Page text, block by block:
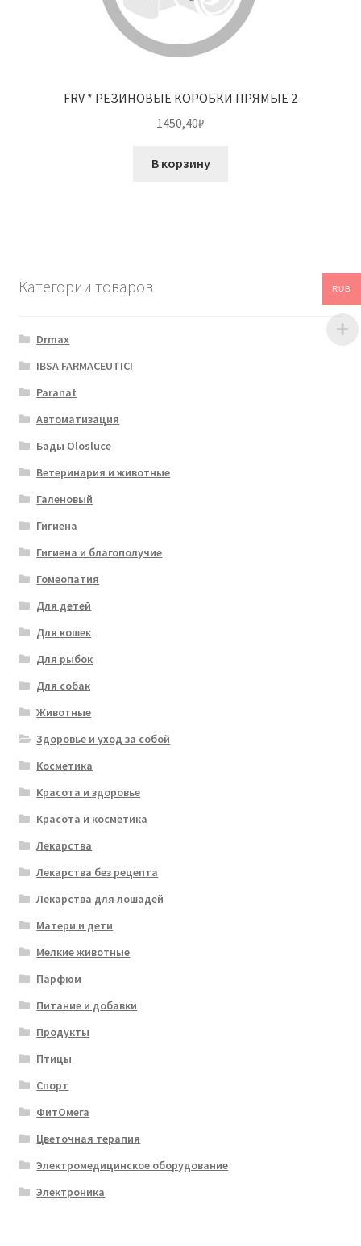
FRV * РЕЗИНОВЫЕ КОРОБКИ ПРЯМЫЕ 2
1450,40₽
В корзину
Категории товаров
Drmax
IBSA FARMACEUTICI
Paranat
Автоматизация
Бады Olosluce
Ветеринария и животные
Галеновый
Гигиена
Гигиена и благополучие
Гомеопатия
Для детей
Для кошек
Для рыбок
Для собак
Животные
Здоровье и уход за собой
Косметика
Красота и здоровье
Красота и косметика
Лекарства
Лекарства без рецепта
Лекарства для лошадей
Матери и дети
Мелкие животные
Парфюм
Питание и добавки
Продукты
Птицы
Спорт
ФитОмега
Цветочная терапия
Электромедицинское оборудование
Электроника
RUB